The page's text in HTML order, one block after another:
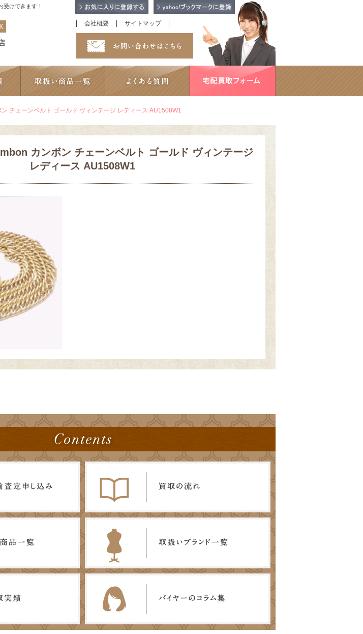
けできます！
会社概要 サイトマップ
チェーンベルト ゴールド ヴィンテージ レディース AU1508W1
カンボン チェーンベルト ゴールド ヴィンテージ
レディース AU1508W1